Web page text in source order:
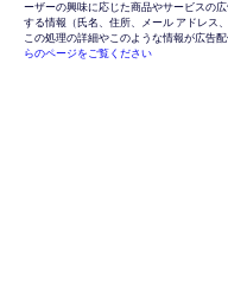
ーザーの興味に応じた商品やサービスの
する情報（氏名、住所、メール アドレス
この処理の詳細やこのような情報が広告
らのページをご覧ください